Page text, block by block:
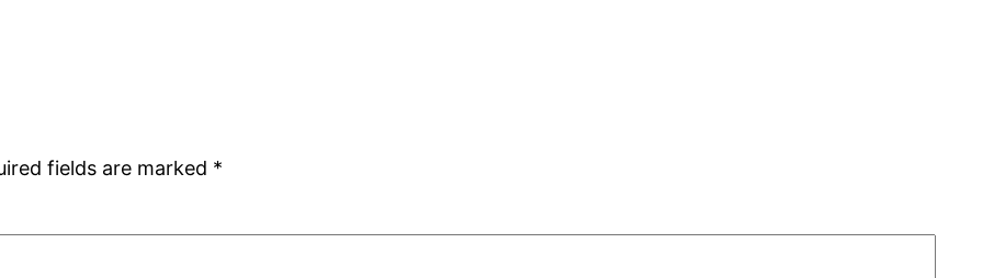
fields are marked *